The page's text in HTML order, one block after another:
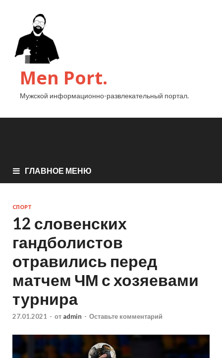
Men Port.
Мужской информационно-развлекательный портал.
ГЛАВНОЕ МЕНЮ
СПОРТ
12 словенских
гандболистов
отравились перед
матчем ЧМ с хозяевами
турнира
27.01.2021 - от admin - Оставьте комментарий